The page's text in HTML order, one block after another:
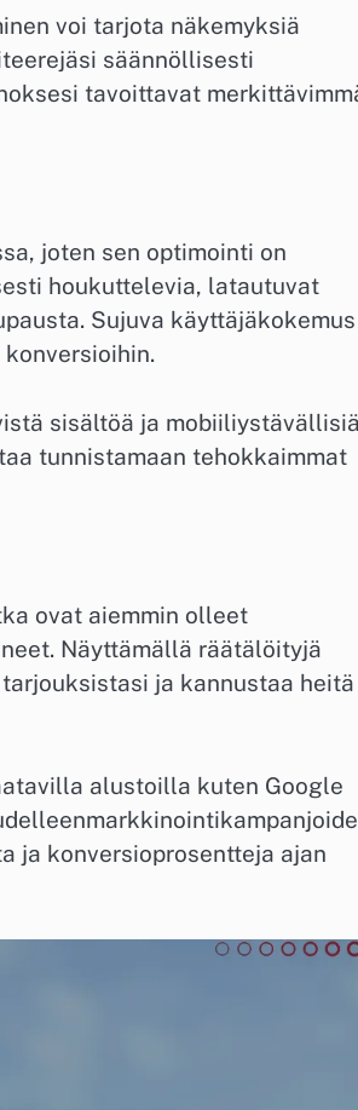
voi tarjota näkemyksiä
säännöllisesti
tavoittavat
joten sen optimointi on
houkuttelevia, latautuvat
Sujuva käyttäjäkokemus
sisältöä ja
tunnistamaan tehokkaimmat
ovat aiemmin olleet
Näyttämällä räätälöityjä
ja kannustaa heitä
alustoilla kuten Google
ja konversioprosentteja ajan